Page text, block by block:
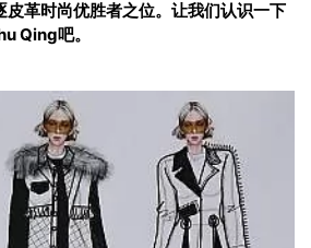
革时尚优胜者之位。让我们认识一下
Qing吧。